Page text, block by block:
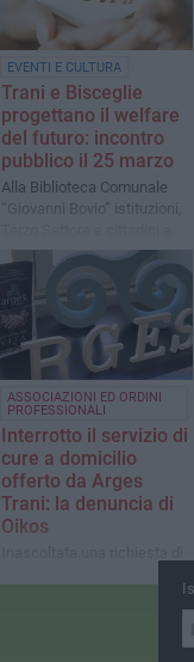
EVENTI E CULTURA
Trani e Bisceglie
progettano il welfare
del futuro: incontro
pubblico il 25 marzo
Alla Biblioteca Comunale
“Giovanni Bovio” istituzioni,
confronto
ASSOCIAZIONI ED ORDINI
PROFESSIONALI
Interrotto il servizio di
cure a domicilio
offerto da Arges
Trani: la denuncia di
Oikos